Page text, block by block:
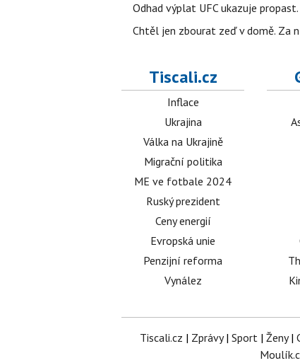
Odhad výplat UFC ukazuje
Chtěl jen zbourat zeď v domě.
Tiscali.cz
Inflace
Ukrajina
Válka na Ukrajině
Migrační politika
ME ve fotbale 2024
Ruský prezident
Ceny energií
Evropská unie
Penzijní reforma
Vynález
Tiscali.cz | Zprávy| Sport| Ženy|